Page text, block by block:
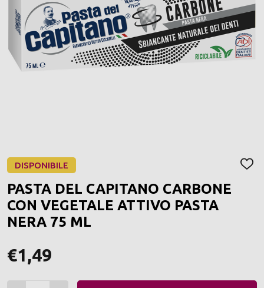
DISPONIBILE
PASTA DEL CAPITANO CARBONE
CON VEGETALE ATTIVO PASTA
NERA 75 ML
€1,49